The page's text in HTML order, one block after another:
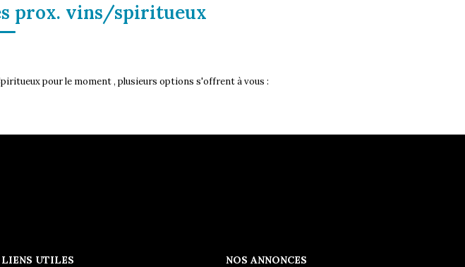
prox. vins/spiritueux
pour le moment , plusieurs options s'offrent à vous :
LIENS UTILES
NOS ANNONCES